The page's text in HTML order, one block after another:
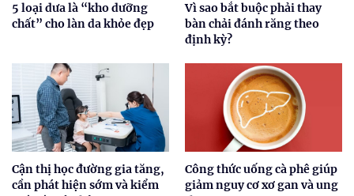
5 loại dưa là “kho dưỡng
chất” cho làn da khỏe đẹp
Vì sao bắt buộc phải thay
bàn chải đánh răng theo
định kỳ?
Cận thị học đường gia tăng,
cần phát hiện sớm và kiểm
Công thức uống cà phê giúp
giảm nguy cơ xơ gan và ung